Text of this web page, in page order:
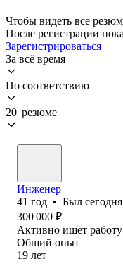
Чтобы видеть все
После регистрации
Зарегистрироваться
За всё время
По соответствию
20 резюме
Инженер
41 год • Был сегодня
300 000 ₽
Активно ищет работу
Общий опыт
19 лет